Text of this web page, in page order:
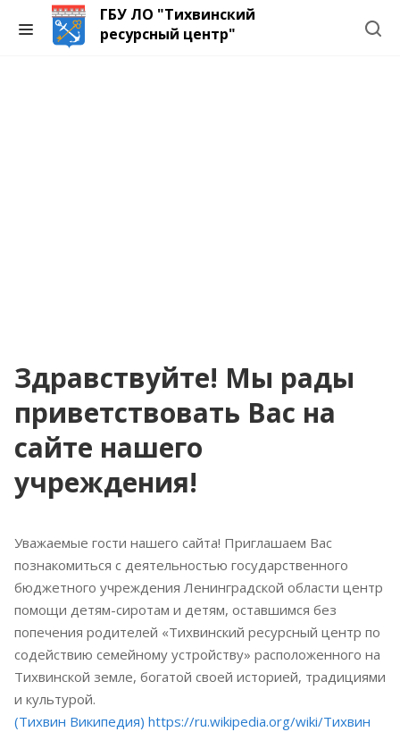
ГБУ ЛО "Тихвинский
ресурсный центр"
Здравствуйте! Мы рады
приветствовать Вас на
сайте нашего
учреждения!
Уважаемые гости нашего сайта! Приглашаем Вас
познакомиться с деятельностью государственного
бюджетного учреждения Ленинградской области центр
помощи детям-сиротам и детям, оставшимся без
попечения родителей «Тихвинский ресурсный центр по
содействию семейному устройству» расположенного на
Тихвинской земле, богатой своей историей, традициями
и культурой.
(Тихвин Википедия) https://ru.wikipedia.org/wiki/Тихвин